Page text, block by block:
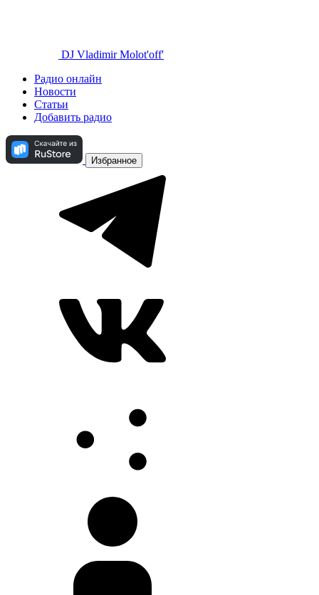
DJ Vladimir Molot'off'
Радио онлайн
Новости
Статьи
Добавить радио
Избранное